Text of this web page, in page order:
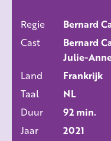
Regie
Bernard
Cast
Bernard
Julie-
Land
Frankrijk
Taal
NL
Duur
92 min.
Jaar
2021